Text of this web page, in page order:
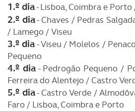
1.º dia- Lisboa, Coimbra e Porto
2.º dia- Chaves / Pedras
/ Lamego / Viseu
3.º dia- Viseu / Molelos /
Pequeno
4.º dia- Pedrogão Pequeno /
Ferreira do Alentejo / Castro
5.º dia- Castro Verde /
Faro / Lisboa, Coimbra e Porto